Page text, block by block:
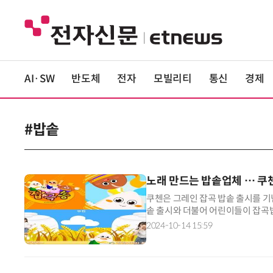
AI·SW 반도체 전자 모빌리티 통신 경제
#밥솥
노래 만드는 밥솥업체 … 쿠
쿠첸은 그레인 잡곡 밥솥 출시를
솥 출시와 더불어 어린이들이 잡
위해 잡곡을 주제로 한 캠페인 노
2024-10-14 15:59